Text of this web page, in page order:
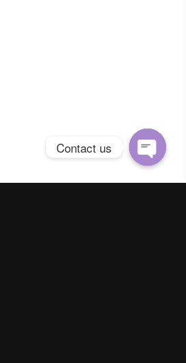
Contact us